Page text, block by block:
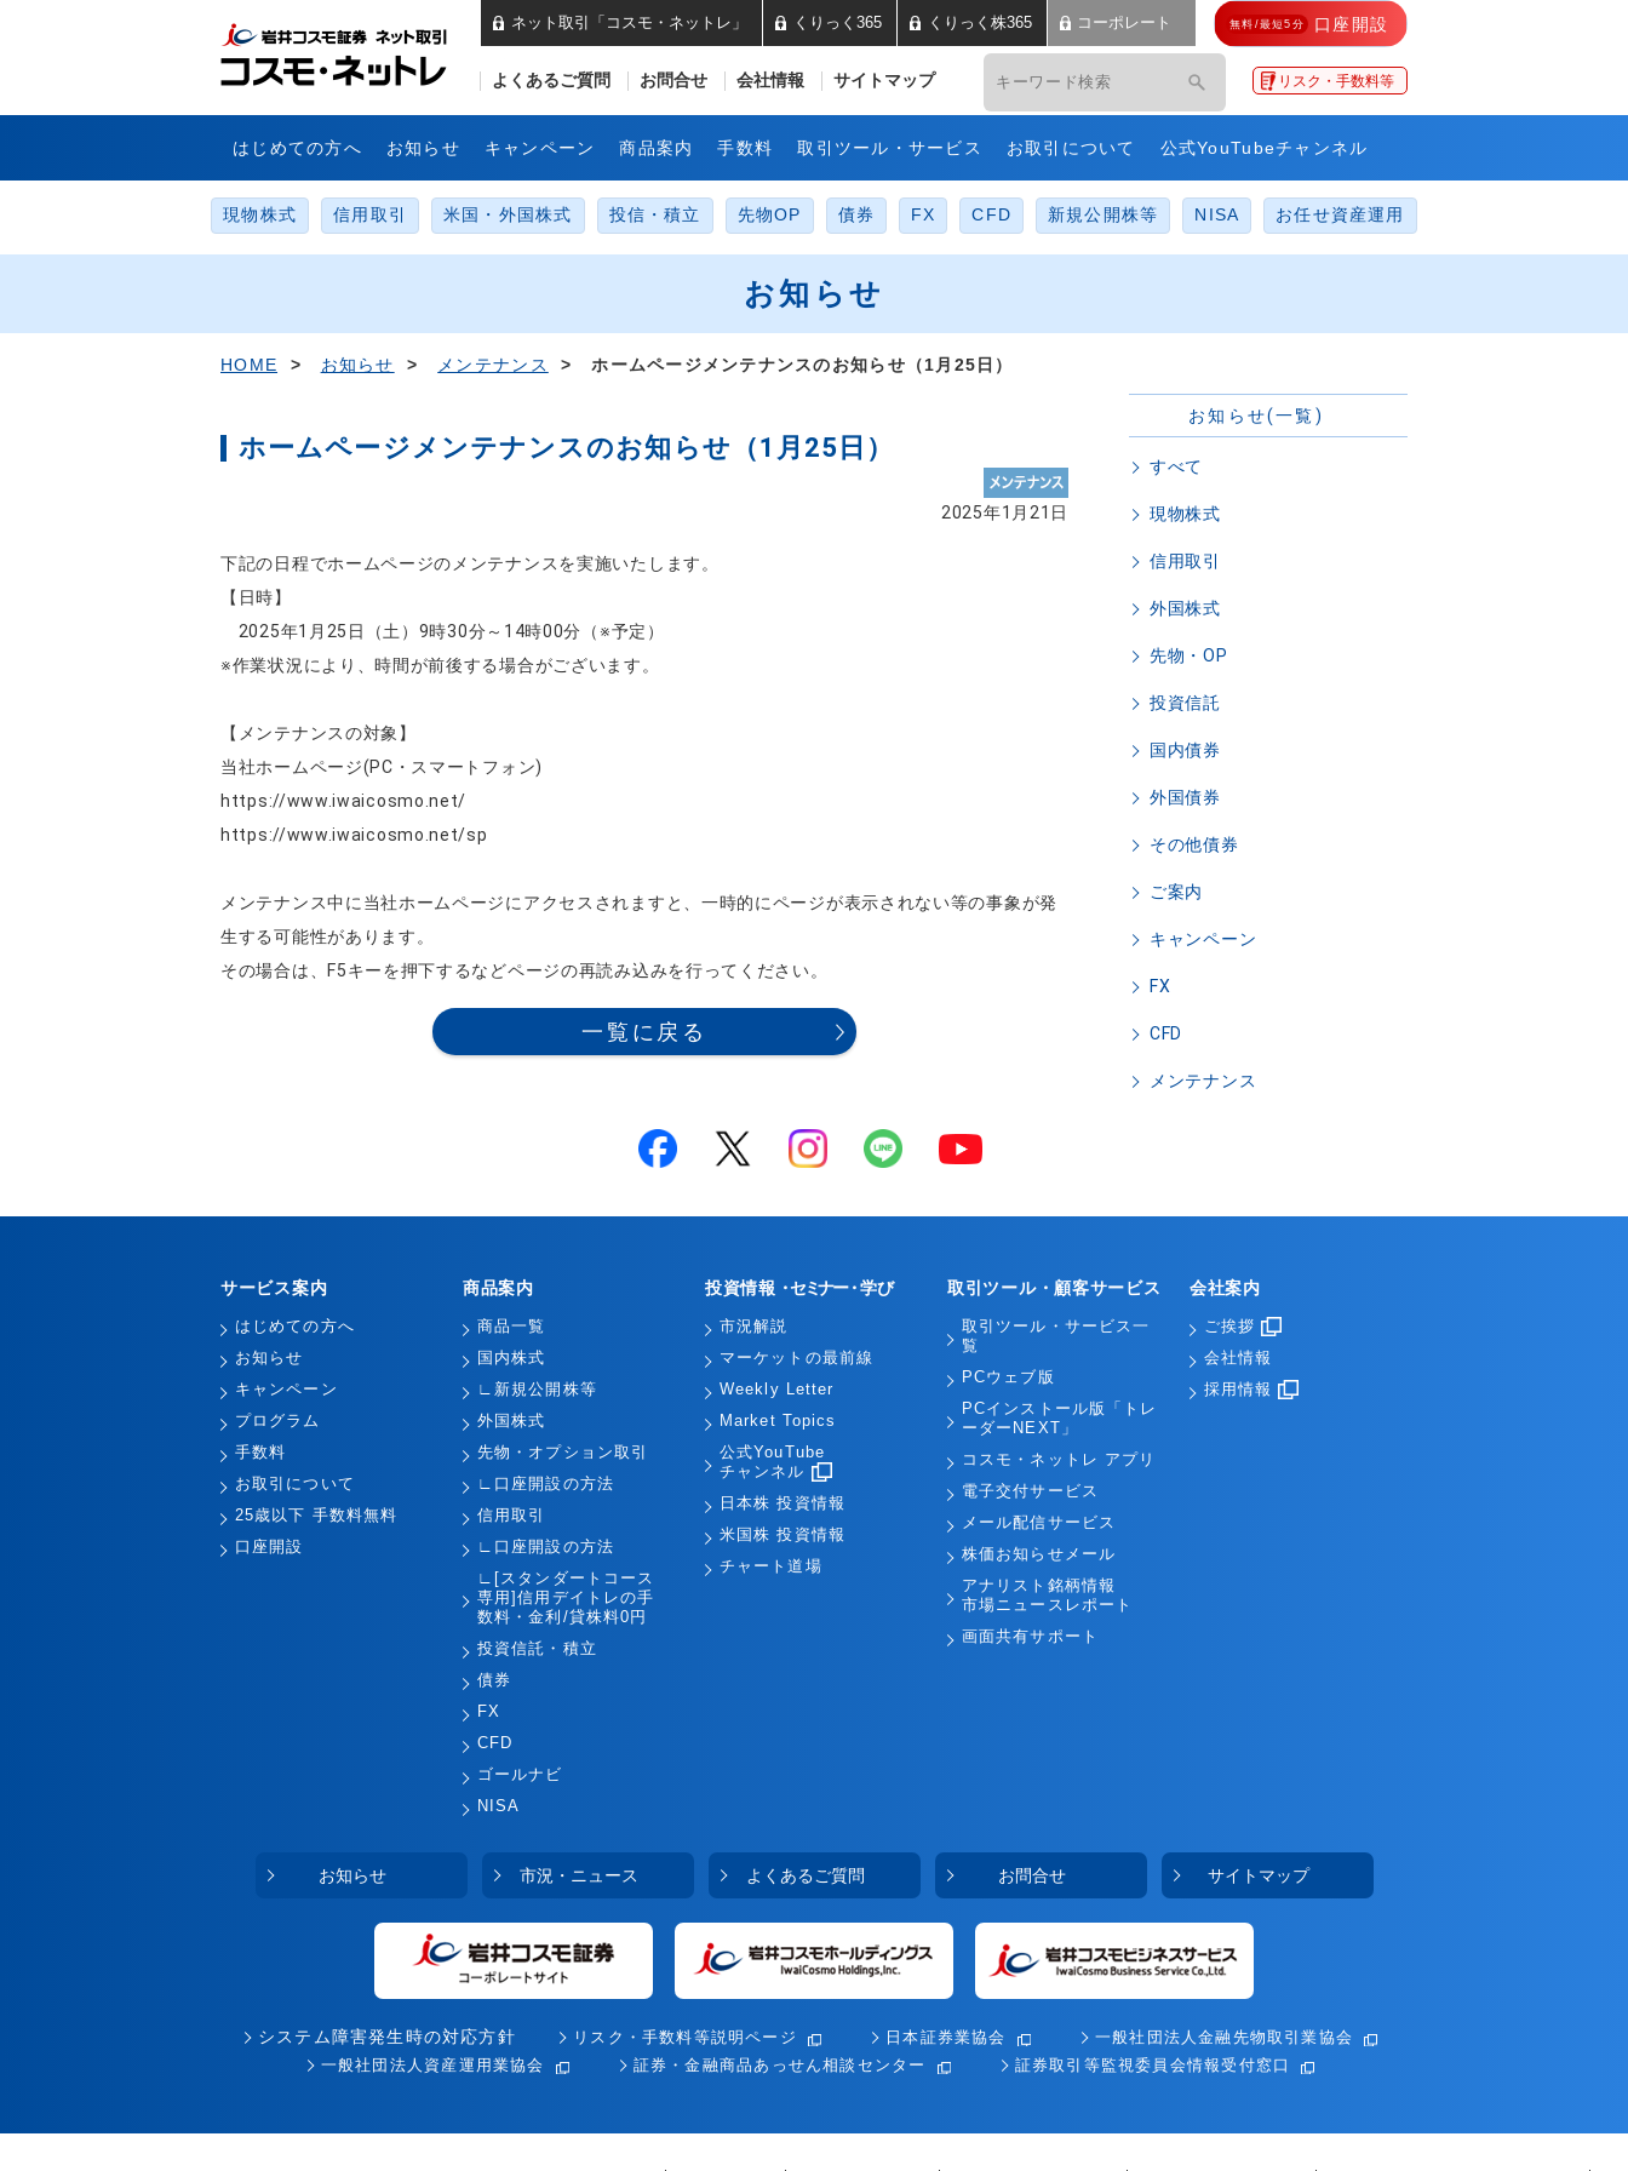
岩井コスモ証券 ネット取引「コスモ・ネットレ」
よくあるご質問 お問合せ 会社情報 サイトマップ
ネット取引「コスモ・ネットレ」 くりっく365 くりっく株365 コーポレート 無料/最短5分 口座開設
リスク・手数料等
はじめての方へ お知らせ キャンペーン 商品案内 手数料 取引ツール・サービス お取引について 公式YouTubeチャンネル
現物株式 信用取引 米国・外国株式 投信・積立 先物OP 債券 FX CFD 新規公開株等 NISA お任せ資産運用
お知らせ
HOME > お知らせ > メンテナンス > ホームページメンテナンスのお知らせ（1月25日）
ホームページメンテナンスのお知らせ（1月25日）
2025年1月21日
下記の日程でホームページのメンテナンスを実施いたします。
【日時】
2025年1月25日（土）9時30分～14時00分（※予定）
※作業状況により、時間が前後する場合がございます。
【メンテナンスの対象】
当社ホームページ(PC・スマートフォン)
https://www.iwaicosmo.net/
https://www.iwaicosmo.net/sp
メンテナンス中に当社ホームページにアクセスされますと、一時的にページが表示されない等の事象が発
生する可能性があります。
その場合は、F5キーを押下するなどページの再読み込みを行ってください。
一覧に戻る
お知らせ(一覧)
すべて
現物株式
信用取引
外国株式
先物・OP
投資信託
国内債券
外国債券
その他債券
ご案内
キャンペーン
FX
CFD
メンテナンス
サービス案内
はじめての方へ
お知らせ
キャンペーン
プログラム
手数料
お取引について
25歳以下 手数料無料
口座開設
商品案内
商品一覧
国内株式
∟新規公開株等
外国株式
先物・オプション取引
∟口座開設の方法
信用取引
∟口座開設の方法
∟[スタンダートコース
専用]信用デイトレの手
数料・金利/貸株料0円
投資信託・積立
債券
FX
CFD
ゴールナビ
NISA
投資情報 ・セミナー・学び
市況解説
マーケットの最前線
Weekly Letter
Market Topics
公式YouTube
チャンネル
日本株 投資情報
米国株 投資情報
チャート道場
取引ツール・顧客サービス
取引ツール・サービス一
覧
PCウェブ版
PCインストール版「トレ
ーダーNEXT」
コスモ・ネットレ アプリ
電子交付サービス
メール配信サービス
株価お知らせメール
アナリスト銘柄情報
市場ニュースレポート
画面共有サポート
会社案内
ご挨拶
会社情報
採用情報
お知らせ 市況・ニュース よくあるご質問 お問合せ サイトマップ
システム障害発生時の対応方針 リスク・手数料等説明ページ 日本証券業協会
一般社団法人金融先物取引業協会
一般社団法人資産運用業協会
証券・金融商品あっせん相談センター 証券取引等監視委員会情報受付窓口